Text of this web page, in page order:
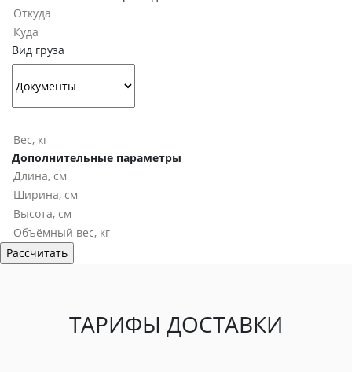
Вид груза
Дополнительные параметры
ТАРИФЫ ДОСТАВКИ